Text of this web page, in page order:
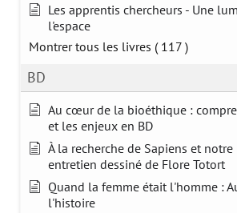
Les apprentis chercheurs - Une
l'espace
Montrer tous les livres ( 117 )
BD
Au cœur de la bioéthique :
et les enjeux en BD
À la recherche de Sapiens et
entretien dessiné de Flore Totort
Quand la femme était l'homme :
l'histoire